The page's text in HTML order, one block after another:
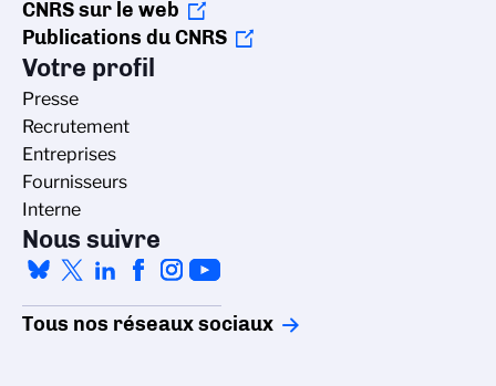
CNRS sur le web
Publications du CNRS
Votre profil
Presse
Recrutement
Entreprises
Fournisseurs
Interne
Nous suivre
Tous nos réseaux sociaux